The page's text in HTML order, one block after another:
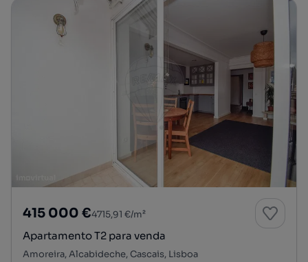
415 000 €4715,91 €/m²
Apartamento T2 para venda
Amoreira, Alcabideche, Cascais, Lisboa